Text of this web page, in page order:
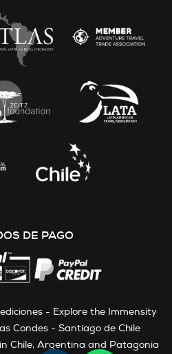
DE PAGO
- Explore the Immensity
Condes - Santiago de Chile
Chile, Argentina and Patagonia